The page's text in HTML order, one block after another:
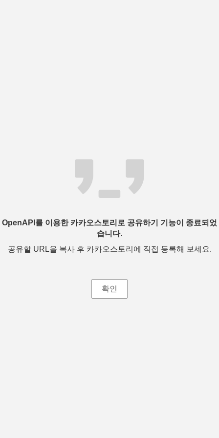
OpenAPI를 이용한 카카오스토리로 공유하기 기능이 종료되었
습니다.
공유할 URL을 복사 후 카카오스토리에 직접 등록해 보세요.
확인